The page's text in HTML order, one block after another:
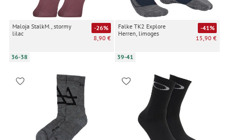
Maloja StalkM., stormy
lilac
-26%
8,90 €
36-38
Falke TK2 Explore
Herren, limoges
-41%
15,90 €
39-41